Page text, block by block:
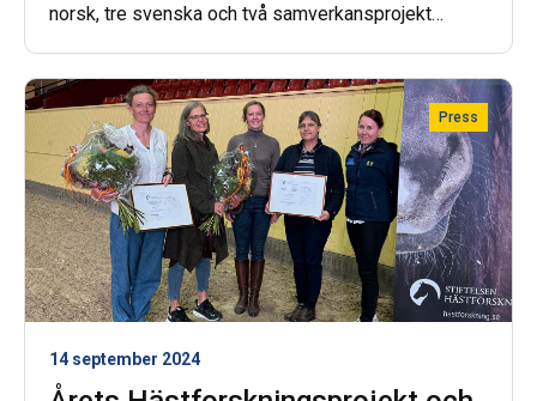
norsk, tre svenska och två samverkansprojekt
teknikvetenskap (VHT) och ett är inom området
samhällsvetenskap och humaniora (SH).
Press
14 september 2024